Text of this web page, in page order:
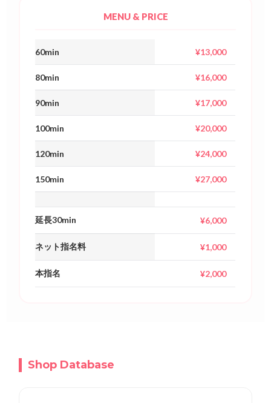
60min ¥13,000
80min ¥16,000
90min ¥17,000
100min ¥20,000
120min ¥24,000
150min ¥27,000
延長30min ¥6,000
ネット指名料 ¥1,000
本指名 ¥2,000